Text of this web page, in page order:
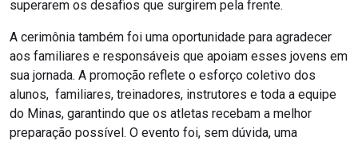
superarem os desafios que surgirem pela frente.
A cerimônia também foi uma oportunidade para agradecer
aos familiares e responsáveis que apoiam esses jovens em
sua jornada. A promoção reflete o esforço coletivo dos
alunos, familiares, treinadores, instrutores e toda a equipe
do Minas, garantindo que os atletas recebam a melhor
preparação possível. O evento foi, sem dúvida, uma